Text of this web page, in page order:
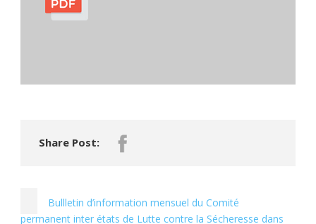
Share Post:
Bullletin d’information mensuel du Comité
permanent inter états de Lutte contre la Sécheresse dans